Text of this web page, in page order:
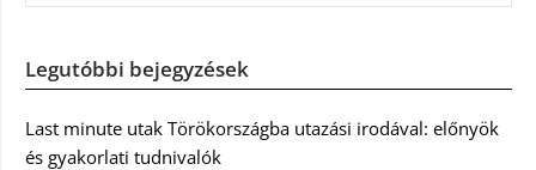
Legutóbbi bejegyzések
Last minute utak Törökországba utazási irodával: előnyök
és gyakorlati tudnivalók